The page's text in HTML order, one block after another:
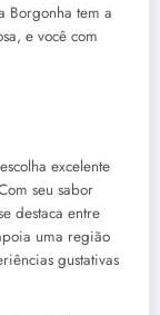
Borgonha tem a
e você com
excelente
seu sabor
destaca entre
uma região
gustativas